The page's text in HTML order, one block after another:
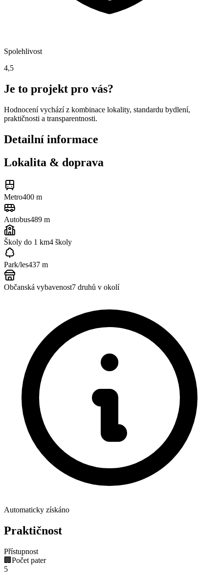
Spolehlivost
4,5
Je to projekt pro vás?
Hodnocení vychází z kombinace lokality, standardu bydlení,
praktičnosti a transparentnosti.
Detailní informace
Lokalita & doprava
Metro400 m
Autobus489 m
Školy do 1 km4 školy
Park/les437 m
Občanská vybavenost7 druhů v okolí
Automaticky získáno
Praktičnost
Přístupnost
🏢 Počet pater
5